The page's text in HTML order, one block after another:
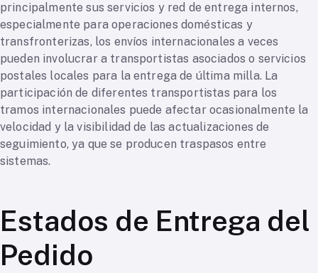
principalmente sus servicios y red de entrega internos,
especialmente para operaciones domésticas y
transfronterizas, los envíos internacionales a veces
pueden involucrar a transportistas asociados o servicios
postales locales para la entrega de última milla. La
participación de diferentes transportistas para los
tramos internacionales puede afectar ocasionalmente la
velocidad y la visibilidad de las actualizaciones de
seguimiento, ya que se producen traspasos entre
sistemas.
Estados de Entrega del
Pedido